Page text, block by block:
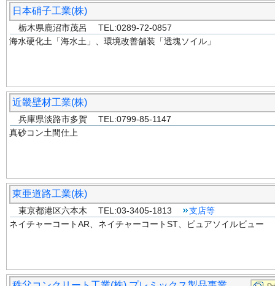
日本硝子工業(株)
栃木県鹿沼市茂呂 TEL:0289-72-0857
海水硬化土「海水土」、環境改善舗装「透塊ソイル」
近畿壁材工業(株)
兵庫県淡路市多賀 TEL:0799-85-1147
真砂コン土間仕上
東亜道路工業(株)
東京都港区六本木 TEL:03-3405-1813
支店等
ネイチャーコートAR、ネイチャーコートST、ピュアソイルビュー